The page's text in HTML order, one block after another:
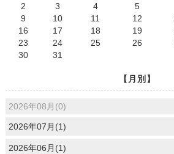
2
3 4 5
9
10 11 12
16
17 18 19
23
24 25 26
30
31
【月別】
2026年08月(0)
2026年07月(1)
2026年06月(1)